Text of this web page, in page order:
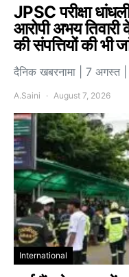
JPSC परीक्षा
आरोपी अभय तिवारी
की संपत्तियों की भी
दैनिक खबरनामा | 7 अगस्त
A.Saini August 7, 2026
International